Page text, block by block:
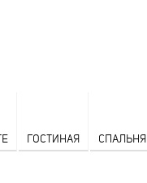
ГОСТИНАЯ СПАЛЬНЯ